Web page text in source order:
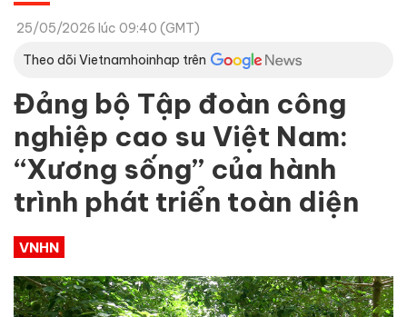
25/05/2026 lúc 09:40 (GMT)
Theo dõi Vietnamhoinhap trên
Đảng bộ Tập đoàn công
nghiệp cao su Việt Nam:
“Xương sống” của hành
trình phát triển toàn diện
VNHN